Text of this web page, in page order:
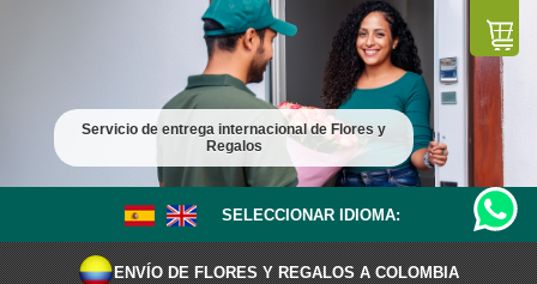
Servicio de entrega internacional de Flores y
Regalos
SELECCIONAR IDIOMA:
ENVÍO DE FLORES Y REGALOS A COLOMBIA